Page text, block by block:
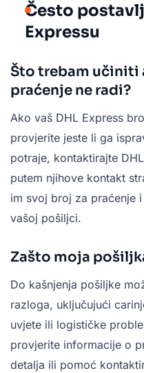
Često
Expressu
Što trebam učiniti
praćenje ne radi?
Ako vaš DHL Express
provjerite jeste li ga
potraje, kontaktirajte
putem njihove kontakt
im svoj broj za praćenje
vašoj pošiljci.
Zašto moja
Do kašnjenja pošiljke
razloga, uključujući
uvjete ili logističke
provjerite informacije o
detalja ili pomoć